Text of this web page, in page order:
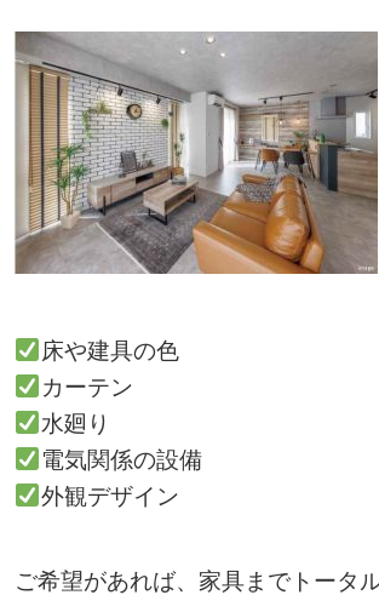
床や建具の色
カーテン
水廻り
電気関係の設備
外観デザイン
ご希望があれば、家具までトータ